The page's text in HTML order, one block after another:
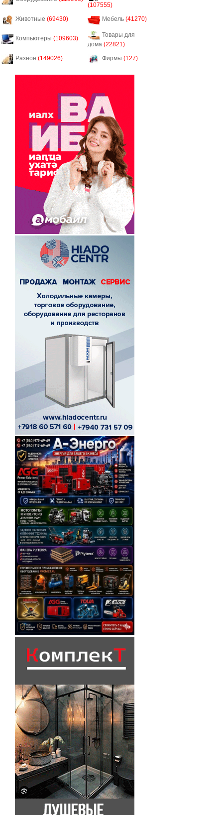
(107555)
Животные (69430) Мебель (41270)
Компьютеры (109603)
Товары для
дома (22821)
Разное (149026) Фирмы (127)